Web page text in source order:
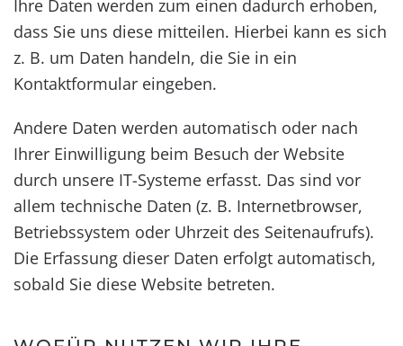
Ihre Daten werden zum einen dadurch erhoben,
dass Sie uns diese mitteilen. Hierbei kann es sich
z. B. um Daten handeln, die Sie in ein
Kontaktformular eingeben.
Andere Daten werden automatisch oder nach
Ihrer Einwilligung beim Besuch der Website
durch unsere IT-Systeme erfasst. Das sind vor
allem technische Daten (z. B. Internetbrowser,
Betriebssystem oder Uhrzeit des Seitenaufrufs).
Die Erfassung dieser Daten erfolgt automatisch,
sobald Sie diese Website betreten.